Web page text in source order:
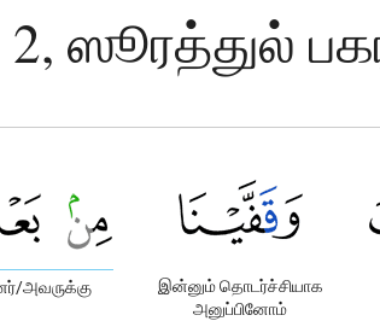
2, ஸூரத்துல்
இன்னும் தொடர்ச்சியாக
அனுப்பினோம்
அவருக்கு